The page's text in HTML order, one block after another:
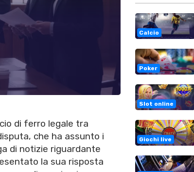
di ferro legale tra
che ha assunto i
di notizie riguardante
la sua risposta
Calcio
Poker
Slot online
Giochi live